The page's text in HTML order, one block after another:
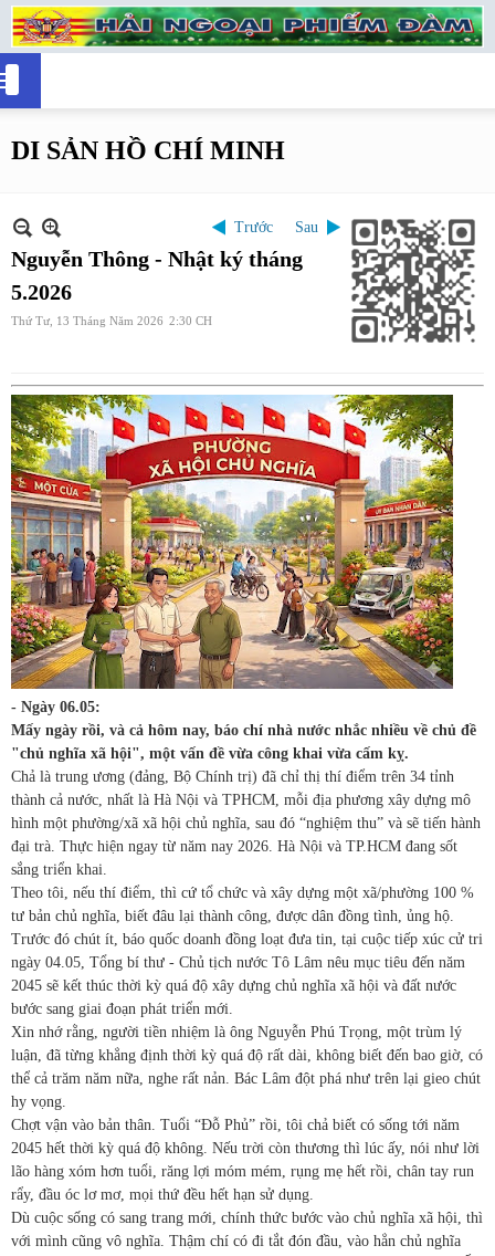
DI SẢN HỒ CHÍ MINH
Trước Sau
Nguyễn Thông - Nhật ký tháng
5.2026
Thứ Tư, 13 Tháng Năm 2026 2:30 CH
- Ngày 06.05:
Mấy ngày rồi, và cả hôm nay, báo chí nhà nước nhắc nhiều về chủ đề
"chủ nghĩa xã hội", một vấn đề vừa công khai vừa cấm kỵ.
Chả là trung ương (đảng, Bộ Chính trị) đã chỉ thị thí điểm trên 34 tỉnh
thành cả nước, nhất là Hà Nội và TPHCM, mỗi địa phương xây dựng mô
hình một phường/xã xã hội chủ nghĩa, sau đó “nghiệm thu” và sẽ tiến hành
đại trà. Thực hiện ngay từ năm nay 2026. Hà Nội và TP.HCM đang sốt
sắng triển khai.
Theo tôi, nếu thí điểm, thì cứ tổ chức và xây dựng một xã/phường 100 %
tư bản chủ nghĩa, biết đâu lại thành công, được dân đồng tình, ủng hộ.
Trước đó chút ít, báo quốc doanh đồng loạt đưa tin, tại cuộc tiếp xúc cử tri
ngày 04.05, Tổng bí thư - Chủ tịch nước Tô Lâm nêu mục tiêu đến năm
2045 sẽ kết thúc thời kỳ quá độ xây dựng chủ nghĩa xã hội và đất nước
bước sang giai đoạn phát triển mới.
Xin nhớ rằng, người tiền nhiệm là ông Nguyễn Phú Trọng, một trùm lý
luận, đã từng khẳng định thời kỳ quá độ rất dài, không biết đến bao giờ, có
thể cả trăm năm nữa, nghe rất nản. Bác Lâm đột phá như trên lại gieo chút
hy vọng.
Chợt vận vào bản thân. Tuổi “Đỗ Phủ” rồi, tôi chả biết có sống tới năm
2045 hết thời kỳ quá độ không. Nếu trời còn thương thì lúc ấy, nói như lời
lão hàng xóm hơn tuổi, răng lợi móm mém, rụng mẹ hết rồi, chân tay run
rẩy, đầu óc lơ mơ, mọi thứ đều hết hạn sử dụng.
Dù cuộc sống có sang trang mới, chính thức bước vào chủ nghĩa xã hội, thì
với mình cũng vô nghĩa. Thậm chí có đi tắt đón đầu, vào hẳn chủ nghĩa